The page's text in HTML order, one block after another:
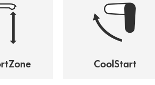
CoolStart